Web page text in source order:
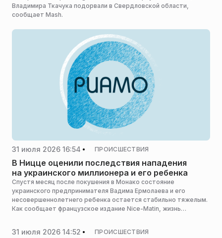
Владимира Ткачука подорвали в Свердловской области,
сообщает Mash.
31 июля 2026 16:54 ПРОИСШЕСТВИЯ
В Ницце оценили последствия нападения
на украинского миллионера и его ребенка
Спустя месяц после покушения в Монако состояние
украинского предпринимателя Вадима Ермолаева и его
несовершеннолетнего ребенка остается стабильно тяжелым.
Как сообщает французское издание Nice-Matin, жизнь
31 июля 2026 14:52 ПРОИСШЕСТВИЯ